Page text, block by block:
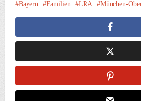
Bayern Familien LRA München-